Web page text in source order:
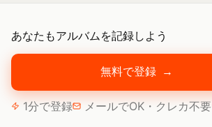
あなたもアルバムを記録しよう
無料で登録 →
1分で登録 メールでOK・クレカ不要